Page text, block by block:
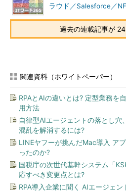
ラウド／Salesforce／
過去の連載記事が
関連資料（ホワイトペーパー）
RPAとAIの違いとは? 定型業務を
用方法
自律型AIエージェントの落とし穴
混乱を解消するには?
LINEヤフーが挑んだMac導入 ア
ったのか?
国税庁の次世代基幹システム「
応すべき変更点とは?
RPA導入企業に聞く AIエージェ